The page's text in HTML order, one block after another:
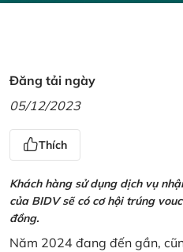
Đăng tải ngày
05/12/2023
Thích
Khách hàng sử dụng dịch vụ
của BIDV sẽ có cơ hội trúng
đồng.
Năm 2024 đang đến gần,